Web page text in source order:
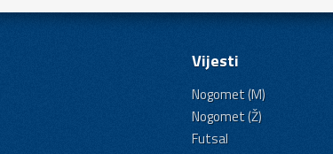
Vijesti
Nogomet (M)
Nogomet (Ž)
Futsal